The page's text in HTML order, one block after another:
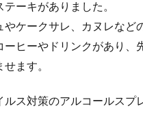
ーキがありました。
やケークサレ、カヌレなど
ーヒーやドリンクがあり、
ます。
ルス対策のアルコールスプ